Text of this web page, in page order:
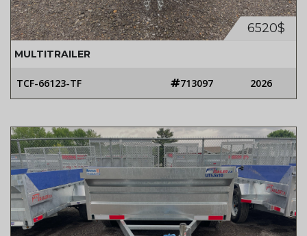
6520$
MULTITRAILER
TCF-66123-TF 713097 2026